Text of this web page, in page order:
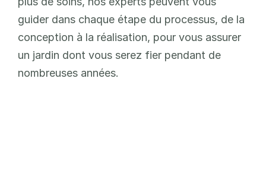
guider dans chaque étape du processus, de la
conception à la réalisation, pour vous assurer
un jardin dont vous serez fier pendant de
nombreuses années.